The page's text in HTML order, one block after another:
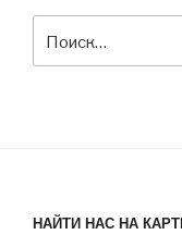
НАЙТИ НАС НА